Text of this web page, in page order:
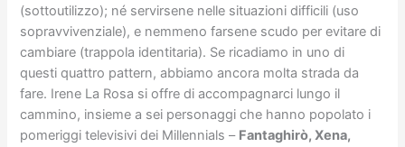
(sottoutilizzo); né servirsene nelle situazioni difficili (uso
sopravvivenziale), e nemmeno farsene scudo per evitare di
cambiare (trappola identitaria). Se ricadiamo in uno di
questi quattro pattern, abbiamo ancora molta strada da
fare. Irene La Rosa si offre di accompagnarci lungo il
cammino, insieme a sei personaggi che hanno popolato i
pomeriggi televisivi dei Millennials – Fantaghirò, Xena,